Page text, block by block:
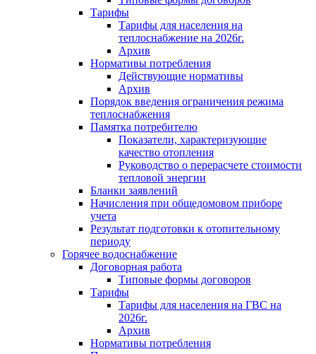
Тарифы
Тарифы для населения на
теплоснабжение на 2026г.
Архив
Нормативы потребления
Действующие нормативы
Архив
Порядок введения ограничения режима
теплоснабжения
Памятка потребителю
Показатели, характеризующие
качество отопления
Руководство о перерасчете стоимости
тепловой энергии
Бланки заявлений
Начисления при общедомовом приборе
учета
Результат подготовки к отопительному
периоду
Горячее водоснабжение
Договорная работа
Типовые формы договоров
Тарифы
Тарифы для населения на ГВС на
2026г.
Архив
Нормативы потребления